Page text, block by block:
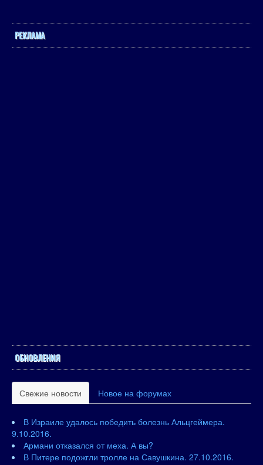
РЕКЛАМА
ОБНОВЛЕНИЯ
Свежие новости Новое на форумах
В Израиле удалось победить болезнь Альцгеймера.
9.10.2016.
Армани отказался от меха. А вы?
В Питере подожгли тролле на Савушкина. 27.10.2016.